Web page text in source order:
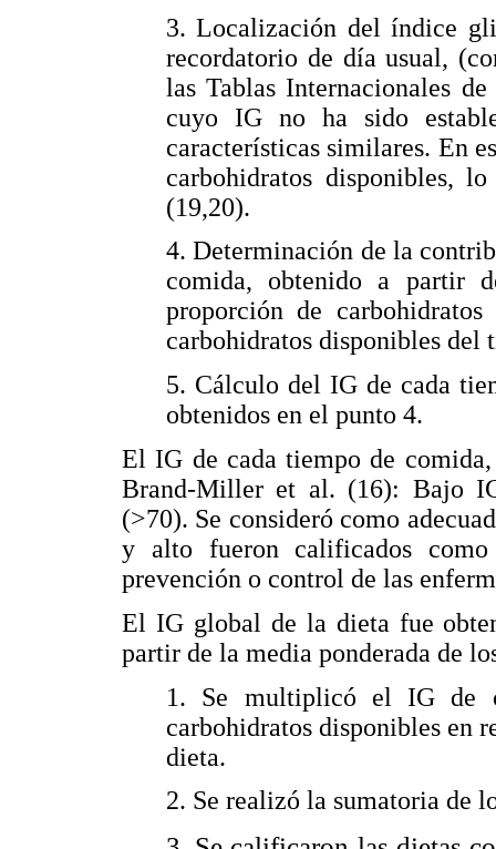
3. Localización del índice
recordatorio de día usual,
las Tablas Internacionales
cuyo IG no ha sido
características similares. En
carbohidratos disponibles,
(19,20).
4. Determinación de la
comida, obtenido a partir
proporción de
carbohidratos disponibles del
5. Cálculo del IG de cada
obtenidos en el punto 4.
El IG de cada tiempo de
Brand-Miller et al. (16): Bajo
(>70). Se consideró como
y alto fueron calificados como
prevención o control de las
El IG global de la dieta fue
partir de la media ponderada de
1. Se multiplicó el IG de
carbohidratos disponibles en
dieta.
2. Se realizó la sumatoria de